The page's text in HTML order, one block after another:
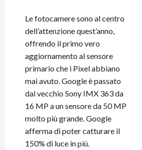
Le fotocamere sono al centro
dell’attenzione quest’anno,
offrendo il primo vero
aggiornamento al sensore
primario che i Pixel abbiano
mai avuto. Google è passato
dal vecchio Sony IMX 363 da
16 MP a un sensore da 50 MP
molto più grande. Google
afferma di poter catturare il
150% di luce in più.